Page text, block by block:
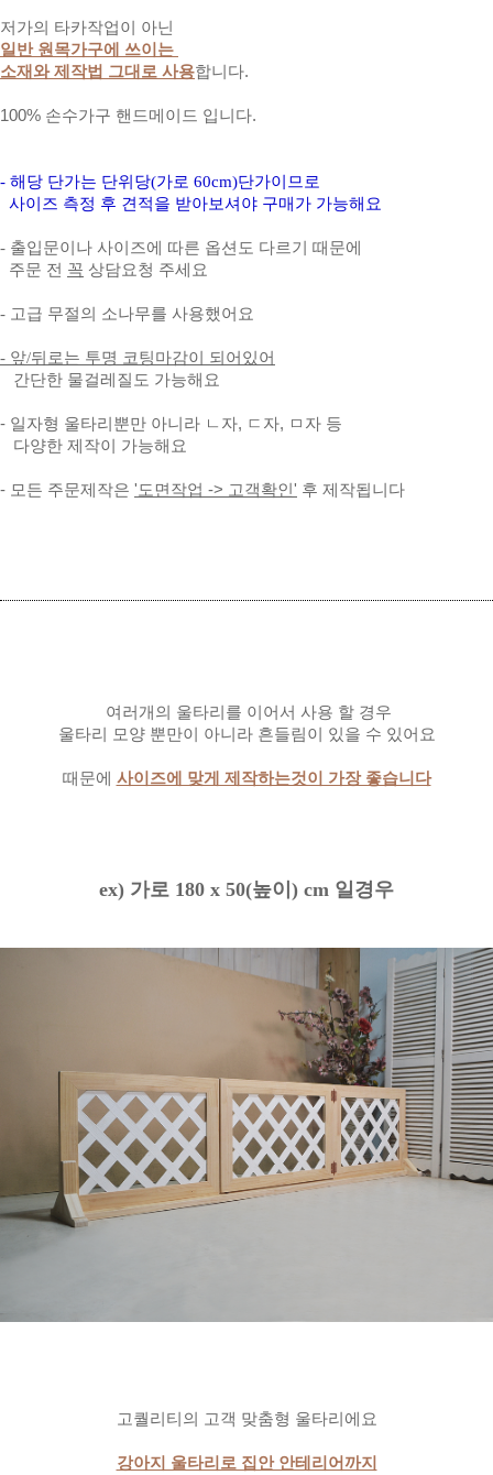
저가의 타카작업이 아닌
일반 원목가구에 쓰이는
소재와 제작법 그대로 사용합니다.
100% 손수가구 핸드메이드 입니다.
- 해당 단가는 단위당(가로 60cm)단가이므로
사이즈 측정 후 견적을 받아보셔야 구매가 가능해요
- 출입문이나 사이즈에 따른 옵션도 다르기 때문에
주문 전 꼭 상담요청 주세요
- 고급 무절의 소나무를 사용했어요
- 앞/뒤로는 투명 코팅마감이 되어있어
간단한 물걸레질도 가능해요
- 일자형 울타리뿐만 아니라 ㄴ자, ㄷ자, ㅁ자 등
다양한 제작이 가능해요
- 모든 주문제작은 '도면작업 -> 고객확인' 후 제작됩니다
여러개의 울타리를 이어서 사용 할 경우
울타리 모양 뿐만이 아니라 흔들림이 있을 수 있어요
때문에 사이즈에 맞게 제작하는것이 가장 좋습니다
ex) 가로 180 x 50(높이) cm 일경우
고퀄리티의 고객 맞춤형 울타리에요
강아지 울타리로 집안 안테리어까지